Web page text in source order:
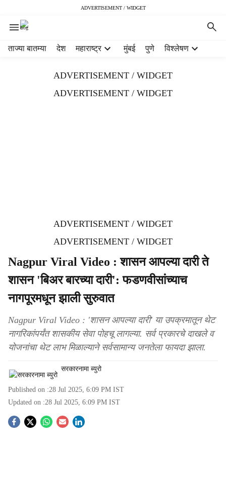
ADVERTISEMENT / WIDGET
ताज्या बातम्या देश महाराष्ट्र मुंबई पुणे विश्लेषण
ADVERTISEMENT / WIDGET
ADVERTISEMENT / WIDGET
ADVERTISEMENT / WIDGET
ADVERTISEMENT / WIDGET
Nagpur Viral Video : शासन आपल्या दारी ते
शासन 'बिअर बारच्या दारी': फडणवीसांच्याच
नागपूरमधून झाली सुरुवात
Nagpur Viral Video : 'शासन आपल्या दारी' या उपक्रमातून थेट
नागरिकांपर्यंत शासकीय सेवा पोहचू लागल्या. सर्व प्रकारचे दाखले व
योजनांचा थेट लाभ मिळाल्याने सर्वसामान्य जनतेला फायदा झाला.
सरकारनामा ब्युरो
Published on :28 Jul 2025, 6:09 PM IST
Updated on :28 Jul 2025, 6:09 PM IST
S